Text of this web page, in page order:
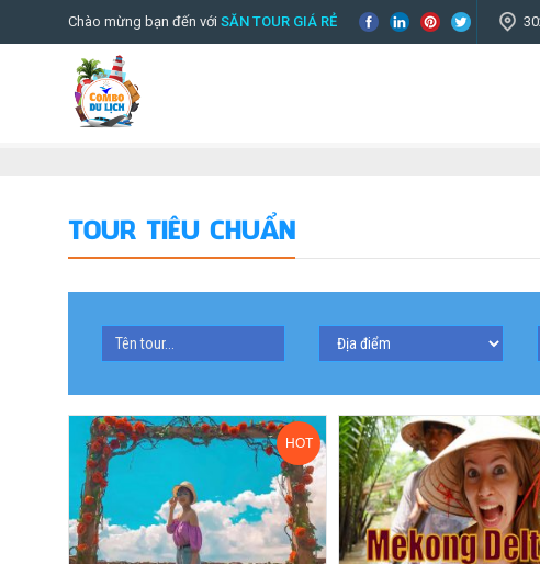
Chào mừng bạn đến với SĂN TOUR GIÁ RẺ
TOUR TIÊU CHUẨN
HOT